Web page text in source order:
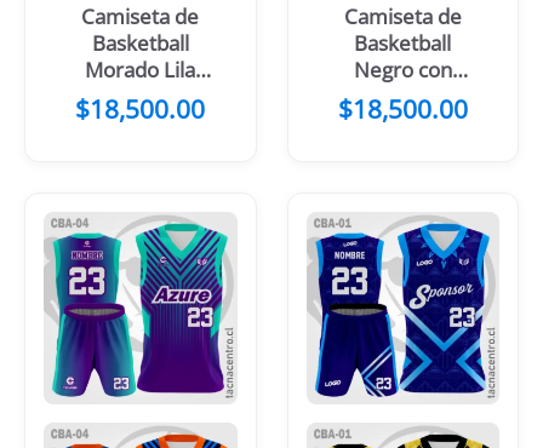
Camiseta de
Basketball
Morado Lila
Mangas Negras
$18,500.00
Camiseta de
Basketball
Negro con
Mangas Verdes
$18,500.00